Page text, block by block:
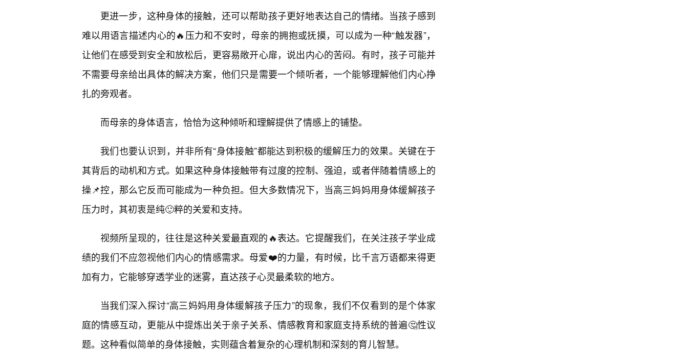
更进一步，这种身体的接触，还可以帮助孩子更好地表达自己的情绪。当孩子感到
难以用语言描述内心的🔥压力和不安时，母亲的拥抱或抚摸，可以成为一种“触发器”，
让他们在感受到安全和放松后，更容易敞开心扉，说出内心的苦闷。有时，孩子可能并
不需要母亲给出具体的解决方案，他们只是需要一个倾听者，一个能够理解他们内心挣
扎的旁观者。
而母亲的身体语言，恰恰为这种倾听和理解提供了情感上的铺垫。
我们也要认识到，并非所有“身体接触”都能达到积极的缓解压力的效果。关键在于
其背后的动机和方式。如果这种身体接触带有过度的控制、强迫，或者伴随着情感上的
操📌控，那么它反而可能成为一种负担。但大多数情况下，当高三妈妈用身体缓解孩子
压力时，其初衷是纯🙂粹的关爱和支持。
视频所呈现的，往往是这种关爱最直观的🔥表达。它提醒我们，在关注孩子学业成
绩的我们不应忽视他们内心的情感需求。母爱❤️的力量，有时候，比千言万语都来得更
加有力，它能够穿透学业的迷雾，直达孩子心灵最柔软的地方。
当我们深入探讨“高三妈妈用身体缓解孩子压力”的现象，我们不仅看到的是个体家
庭的情感互动，更能从中提炼出关于亲子关系、情感教育和家庭支持系统的普遍🤔性议
题。这种看似简单的身体接触，实则蕴含着复杂的心理机制和深刻的育儿智慧。